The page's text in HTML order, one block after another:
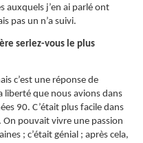
auxquels j’en ai parlé ont
pas un n’a suivi.
seriez-vous le plus
c’est une réponse de
liberté que nous avions dans
90. C’était plus facile dans
On pouvait vivre une passion
; c’était génial ; après cela,